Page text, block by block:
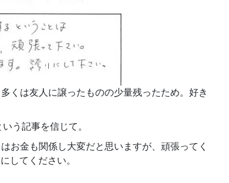
くは友人に譲ったものの少量残ったため。好き
う記事を信じて。
お金も関係し大変だと思いますが、頑張ってく
してください。